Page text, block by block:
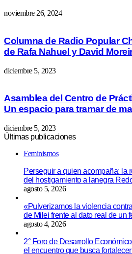
noviembre 26, 2024
Columna de Radio Popular
de Rafa Nahuel y David
diciembre 5, 2023
Asamblea del Centro de
Un espacio para tramar de
diciembre 5, 2023
Últimas publicaciones
Feminismos
Perseguir a quien acompaña: la
del hostigamiento a lanegra
agosto 5, 2026
«Pulverizamos la violencia
de Milei frente al dato real de un
agosto 4, 2026
2° Foro de Desarrollo
el encuentro que busca